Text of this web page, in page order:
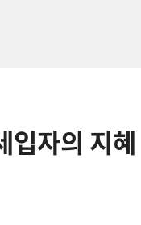
입자의 지